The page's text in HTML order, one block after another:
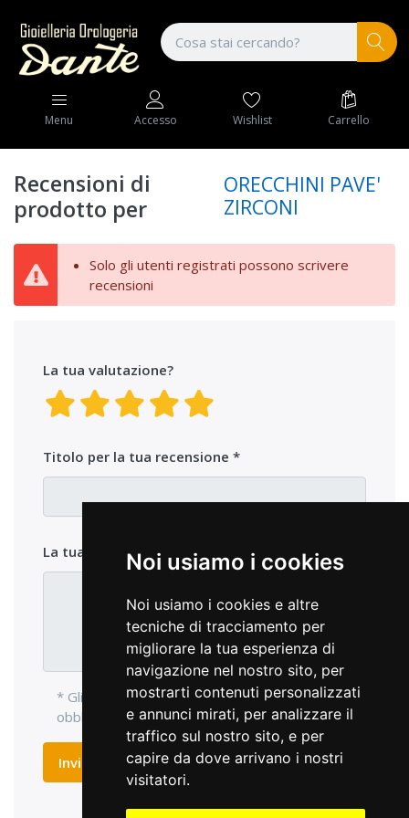
Noi usiamo i cookies
Noi usiamo i cookies e altre
tecniche di tracciamento per
migliorare la tua esperienza di
navigazione nel nostro sito, per
mostrarti contenuti personalizzati
e annunci mirati, per analizzare il
traffico sul nostro sito, e per
capire da dove arrivano i nostri
visitatori.
Menu Accesso Wishlist Carrello
Recensioni di
prodotto per
ORECCHINI PAVE'
ZIRCONI
Solo gli utenti registrati possono scrivere
recensioni
La tua valutazione?
Titolo per la tua recensione
La tua opinione sul prodotto
* Gli elementi di ingresso con l'asterisco sono
obbligatori e devono essere compilati.
Inviare recensione